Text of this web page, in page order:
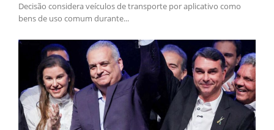
Decisão considera veículos de transporte por aplicativo como
bens de uso comum durante...